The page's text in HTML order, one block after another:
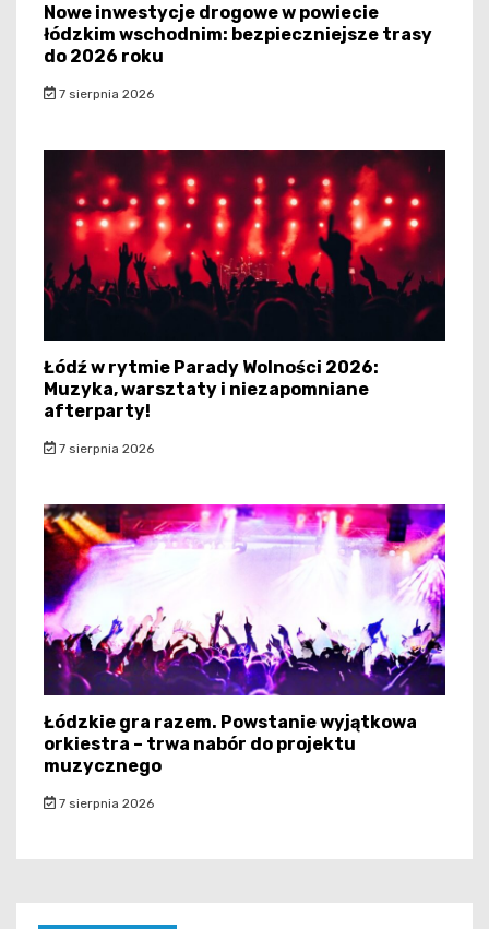
Nowe inwestycje drogowe w powiecie
łódzkim wschodnim: bezpieczniejsze trasy
do 2026 roku
7 sierpnia 2026
Łódź w rytmie Parady Wolności 2026:
Muzyka, warsztaty i niezapomniane
afterparty!
7 sierpnia 2026
Łódzkie gra razem. Powstanie wyjątkowa
orkiestra – trwa nabór do projektu
muzycznego
7 sierpnia 2026